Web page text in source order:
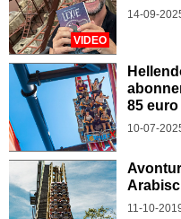
VIDEO
14-09-
85 euro
10-07-
11-10-